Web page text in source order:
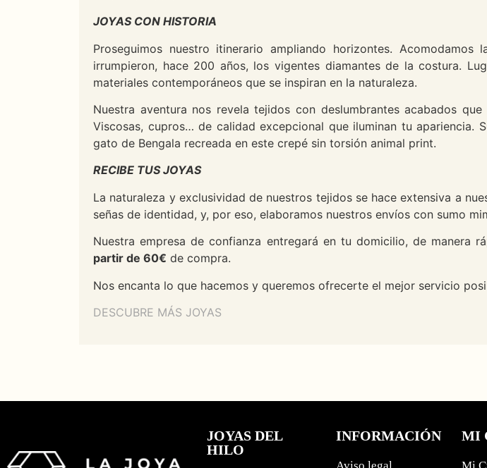
JOYAS CON HISTORIA
Proseguimos nuestro itinerario ampliando horizontes.
irrumpieron, hace 200 años, los vigentes diamantes de la costura.
materiales contemporáneos que se inspiran en la naturaleza.
Nuestra aventura nos revela tejidos con deslumbrantes acabados
Viscosas, cupros… de calidad excepcional que iluminan tu
gato de Bengala recreada en este crepé sin torsión animal print.
RECIBE TUS JOYAS
La naturaleza y exclusividad de nuestros tejidos se hace extensiva a
señas de identidad, y, por eso, elaboramos nuestros envíos con sumo
Nuestra empresa de confianza entregará en tu domicilio, de manera
partir de 60€ de compra.
Nos encanta lo que hacemos y queremos ofrecerte el mejor servicio
DESCUBRE MÁS JOYAS
JOYAS DEL
HILO
INFORMACIÓN MI